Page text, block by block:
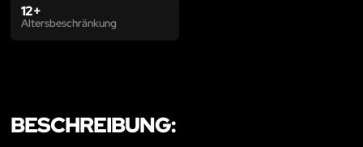
12+
Altersbeschränkung
BESCHREIBUNG: